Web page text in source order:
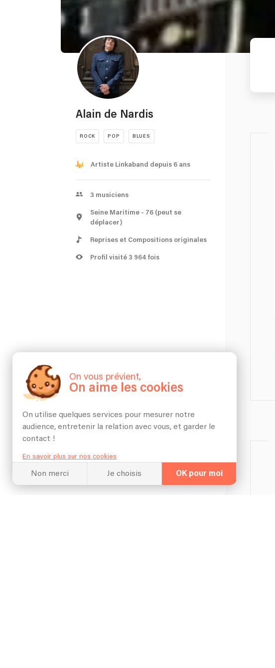
Alain de Nardis
ROCK POP BLUES
Artiste Linkaband depuis 6 ans
3 musiciens
Seine Maritime - 76 (peut se
déplacer)
Reprises et Compositions originales
Profil visité 3 964 fois
On vous prévient,
On aime les cookies
On utilise quelques services pour mesurer notre
audience, entretenir la relation avec vous, et garder le
contact !
En savoir plus sur nos cookies
Non merci Je choisis OK pour moi